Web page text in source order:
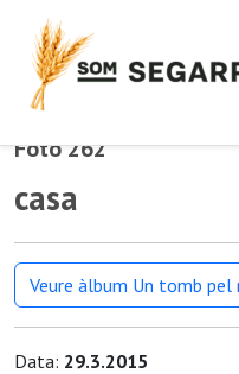
Foto 262
casa
Veure àlbum Un tomb pel
Data: 29.3.2015